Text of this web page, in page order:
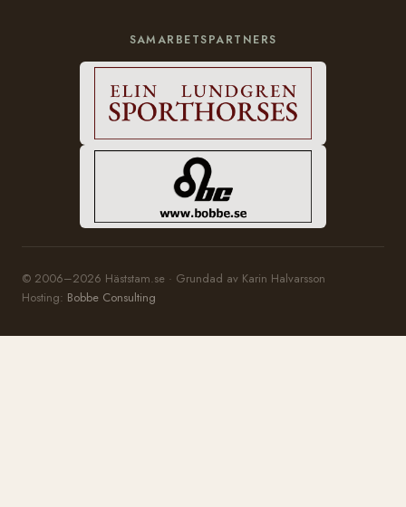
SAMARBETSPARTNERS
© 2006–2026 Häststam.se · Grundad av Karin Halvarsson
Hosting: Bobbe Consulting